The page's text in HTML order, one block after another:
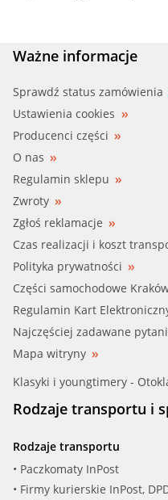
Ważne informacje
Sprawdź status zamówienia
Ustawienia cookies
Producenci części
O nas
Regulamin sklepu
Zwroty
Zgłoś reklamacje
Czas realizacji i koszt
Polityka prywatności
Części samochodowe
Regulamin Kart
Najczęściej zadawane
Mapa witryny
Klasyki i youngtimery -
Rodzaje transportu i
Rodzaje transportu
• Paczkomaty InPost
• Firmy kurierskie InPost,